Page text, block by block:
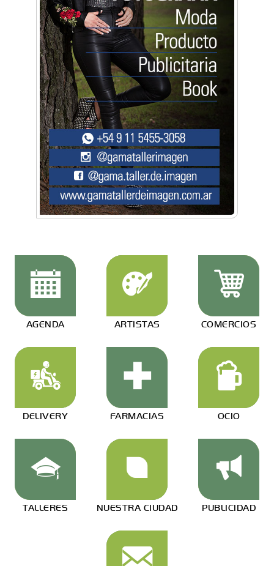
Música, teatro, yoga, danza y mucho más:
Conocé todos los talleres para aprender y
disfrutar en la Zona Oeste
AGENDA ARTISTAS COMERCIOS
DELIVERY FARMACIAS OCIO
TALLERES NUESTRA CIUDAD PUBLICIDAD